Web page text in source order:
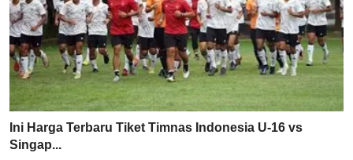
Ini Harga Terbaru Tiket Timnas Indonesia U-16 vs
Singap...